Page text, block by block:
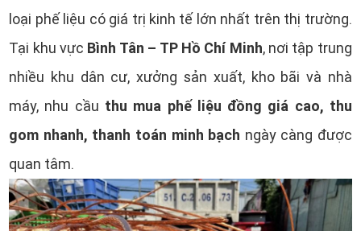
loại phế liệu có giá trị kinh tế lớn nhất trên thị trường.
Tại khu vực Bình Tân – TP Hồ Chí Minh, nơi tập trung
nhiều khu dân cư, xưởng sản xuất, kho bãi và nhà
máy, nhu cầu thu mua phế liệu đồng giá cao, thu
gom nhanh, thanh toán minh bạch ngày càng được
quan tâm.